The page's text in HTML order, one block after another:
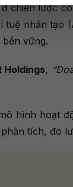
chiến lược
nhân tạo
vững.
Holdings,
hình hoạt
tích, đo